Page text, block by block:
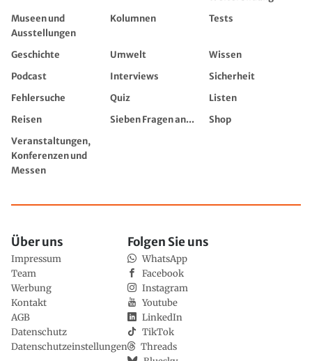
Museen und
Ausstellungen
Kolumnen Tests
Geschichte Umwelt
Wissen
Podcast
Interviews
Sicherheit
Fehlersuche
Quiz
Listen
Reisen
Sieben Fragen an...
Shop
Veranstaltungen,
Konferenzen und
Messen
Über uns
Impressum
Team
Werbung
Kontakt
AGB
Datenschutz
Datenschutzeinstellungen
Folgen Sie uns
WhatsApp
Facebook
Instagram
Youtube
LinkedIn
TikTok
Threads